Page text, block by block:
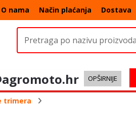
O nama Način plaćanja Dostava
OPŠIRNIJE
trimera